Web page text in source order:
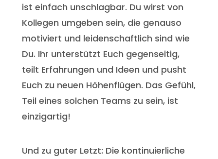
ist einfach unschlagbar. Du wirst von
Kollegen umgeben sein, die genauso
motiviert und leidenschaftlich sind wie
Du. Ihr unterstützt Euch gegenseitig,
teilt Erfahrungen und Ideen und pusht
Euch zu neuen Höhenflügen. Das Gefühl,
Teil eines solchen Teams zu sein, ist
einzigartig!
Und zu guter Letzt: Die kontinuierliche